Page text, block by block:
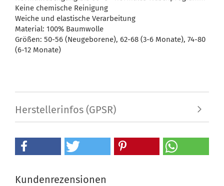
Keine chemische Reinigung
Weiche und elastische Verarbeitung
Material: 100% Baumwolle
Größen: 50-56 (Neugeborene), 62-68 (3-6 Monate), 74-80
(6-12 Monate)
Herstellerinfos (GPSR)
Kundenrezensionen